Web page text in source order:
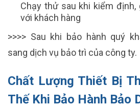
Chạy thử sau khi kiểm định,
với khách hàng
>>>> Sau khi bảo hành quý
sang dịch vụ bảo trì của công ty.
Chất Lượng Thiết Bị
Thế Khi Bảo Hành Bảo